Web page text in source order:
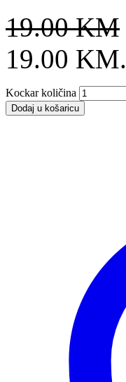
19.00KM
19.00 KM.
Kockar količina
Dodaj u košaricu